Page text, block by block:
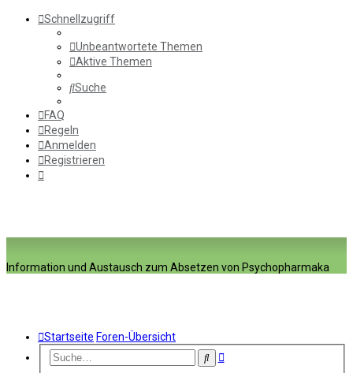
Schnellzugriff
Unbeantwortete Themen
Aktive Themen
Suche
FAQ
Regeln
Anmelden
Registrieren
Information und Austausch zum Absetzen von Psychopharmaka
Startseite Foren-Übersicht
SucheErweiterte